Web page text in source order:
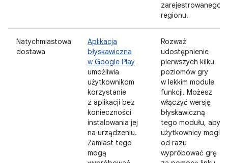
zarejestrowanego
regionu.
Natychmiastowa
dostawa
Aplikacja
błyskawiczna
w Google Play
umożliwia
użytkownikom
korzystanie
z aplikacji bez
konieczności
instalowania jej
na urządzeniu.
Zamiast tego
mogą
Rozważ
udostępnienie
pierwszych kilku
poziomów gry
w lekkim module
funkcji. Możesz
włączyć wersję
błyskawiczną
tego modułu, aby
użytkownicy mogli
od razu
wypróbować grę